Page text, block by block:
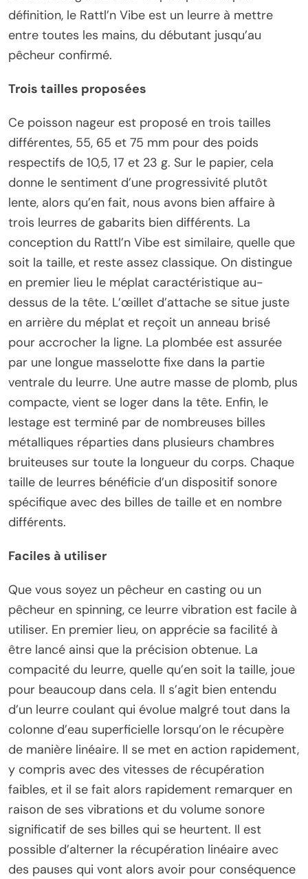
définition, le Rattl’n Vibe est un leurre à mettre
entre toutes les mains, du débutant jusqu’au
pêcheur confirmé.
Trois tailles proposées
Ce poisson nageur est proposé en trois tailles
différentes, 55, 65 et 75 mm pour des poids
respectifs de 10,5, 17 et 23 g. Sur le papier, cela
donne le sentiment d’une progressivité plutôt
lente, alors qu’en fait, nous avons bien affaire à
trois leurres de gabarits bien différents. La
conception du Rattl’n Vibe est similaire, quelle que
soit la taille, et reste assez classique. On distingue
en premier lieu le méplat caractéristique au-
dessus de la tête. L’œillet d’attache se situe juste
en arrière du méplat et reçoit un anneau brisé
pour accrocher la ligne. La plombée est assurée
par une longue masselotte fixe dans la partie
ventrale du leurre. Une autre masse de plomb, plus
compacte, vient se loger dans la tête. Enfin, le
lestage est terminé par de nombreuses billes
métalliques réparties dans plusieurs chambres
bruiteuses sur toute la longueur du corps. Chaque
taille de leurres bénéficie d’un dispositif sonore
spécifique avec des billes de taille et en nombre
différents.
Faciles à utiliser
Que vous soyez un pêcheur en casting ou un
pêcheur en spinning, ce leurre vibration est facile à
utiliser. En premier lieu, on apprécie sa facilité à
être lancé ainsi que la précision obtenue. La
compacité du leurre, quelle qu’en soit la taille, joue
pour beaucoup dans cela. Il s’agit bien entendu
d’un leurre coulant qui évolue malgré tout dans la
colonne d’eau superficielle lorsqu’on le récupère
de manière linéaire. Il se met en action rapidement,
y compris avec des vitesses de récupération
faibles, et il se fait alors rapidement remarquer en
raison de ses vibrations et du volume sonore
significatif de ses billes qui se heurtent. Il est
possible d’alterner la récupération linéaire avec
des pauses qui vont alors avoir pour conséquence